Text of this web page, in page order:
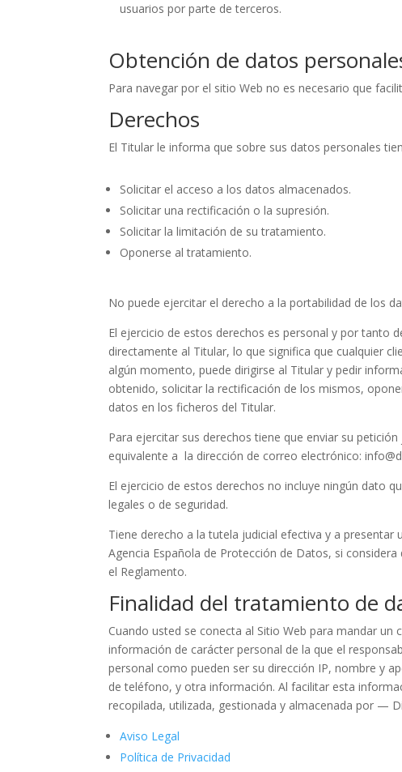
usuarios por parte de terceros.
Obtención de datos
Para navegar por el sitio Web no es necesario que
Derechos
El Titular le informa que sobre sus datos personales
Solicitar el acceso a los datos almacenados.
Solicitar una rectificación o la supresión.
Solicitar la limitación de su tratamiento.
Oponerse al tratamiento.
No puede ejercitar el derecho a la portabilidad de los
El ejercicio de estos derechos es personal y por tanto
directamente al Titular, lo que significa que cualquier
algún momento, puede dirigirse al Titular y pedir
obtenido, solicitar la rectificación de los mismos,
datos en los ficheros del Titular.
Para ejercitar sus derechos tiene que enviar su
equivalente a la dirección de correo electrónico:
El ejercicio de estos derechos no incluye ningún dato
legales o de seguridad.
Tiene derecho a la tutela judicial efectiva y a
Agencia Española de Protección de Datos, si
el Reglamento.
Finalidad del tratamiento de
Cuando usted se conecta al Sitio Web para mandar
información de carácter personal de la que el
personal como pueden ser su dirección IP, nombre y
de teléfono, y otra información. Al facilitar esta
recopilada, utilizada, gestionada y almacenada por —
Aviso Legal
Política de Privacidad